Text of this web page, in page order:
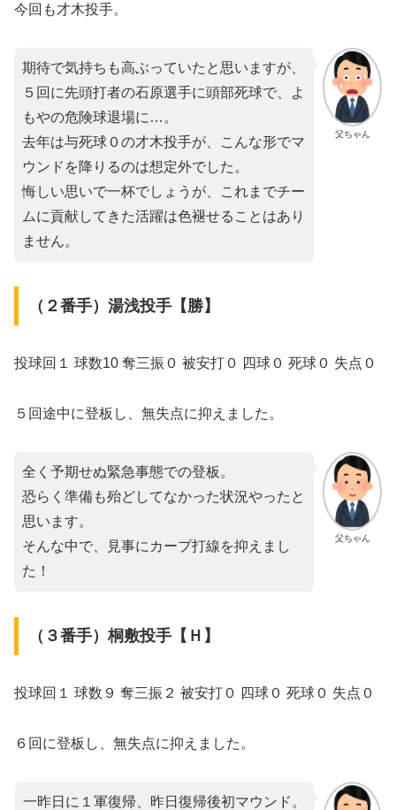
今回も才木投手。
父ちゃん
期待で気持ちも高ぶっていたと思いますが、
５回に先頭打者の石原選手に頭部死球で、よ
もやの危険球退場に…。
去年は与死球０の才木投手が、こんな形でマ
ウンドを降りるのは想定外でした。
悔しい思いで一杯でしょうが、これまでチー
ムに貢献してきた活躍は色褪せることはあり
ません。
（２番手）湯浅投手【勝】
投球回１ 球数10 奪三振０ 被安打０ 四球０ 死球０ 失点０
５回途中に登板し、無失点に抑えました。
父ちゃん
全く予期せぬ緊急事態での登板。
恐らく準備も殆どしてなかった状況やったと
思います。
そんな中で、見事にカープ打線を抑えまし
た！
（３番手）桐敷投手【Ｈ】
投球回１ 球数９ 奪三振２ 被安打０ 四球０ 死球０ 失点０
６回に登板し、無失点に抑えました。
一昨日に１軍復帰、昨日復帰後初マウンド。